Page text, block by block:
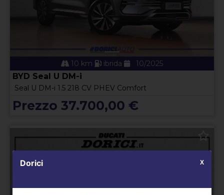
10 km ibrida 10/2025
BYD Seal U DM-i
Seal U DM-i 1.5 218 CV PHEV Comfort
Prezzo 37.700,00 €
Dorici X